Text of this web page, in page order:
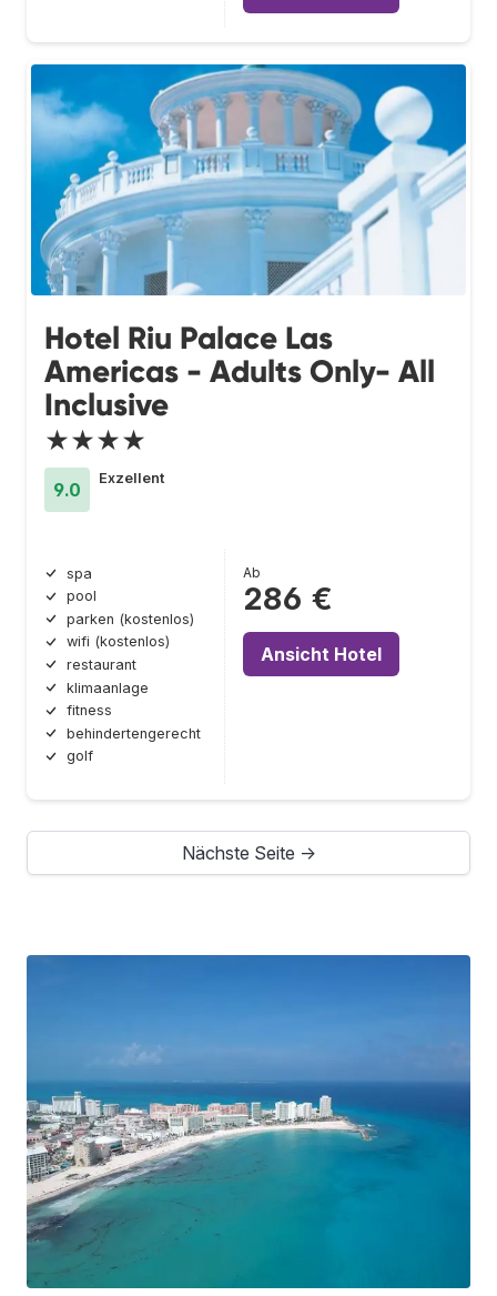
Hotel Riu Palace Las
Americas - Adults Only- All
Inclusive
★★★★
9.0
Exzellent
spa
pool
parken (kostenlos)
wifi (kostenlos)
restaurant
klimaanlage
fitness
behindertengerecht
golf
Ab
286 €
Ansicht Hotel
Nächste Seite →